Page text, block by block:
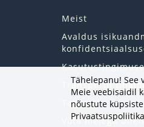
Meist
Avaldus
Transpordi
Tagastab
Võta meiega
Tähelepanu! See
Meie veebisaidil
nõustute